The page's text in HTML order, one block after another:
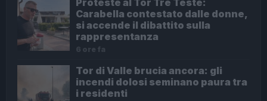
Proteste al Tor Tre Teste:
Carabella contestato dalle donne,
si accende il dibattito sulla
rappresentanza
6 ore fa
Tor di Valle brucia ancora: gli
incendi dolosi seminano paura tra
i residenti